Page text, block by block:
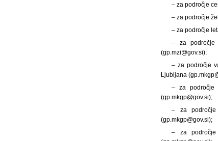
– za področje
– za področje
– za področje
– za področje
(gp.mzi@gov.si);
– za področje
Ljubljana
– za področje
(gp.mkgp@gov.si);
– za področje
(gp.mkgp@gov.si);
– za področje